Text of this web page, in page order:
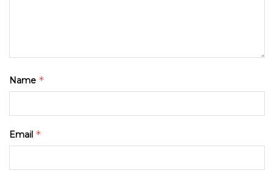
Name *
Email *